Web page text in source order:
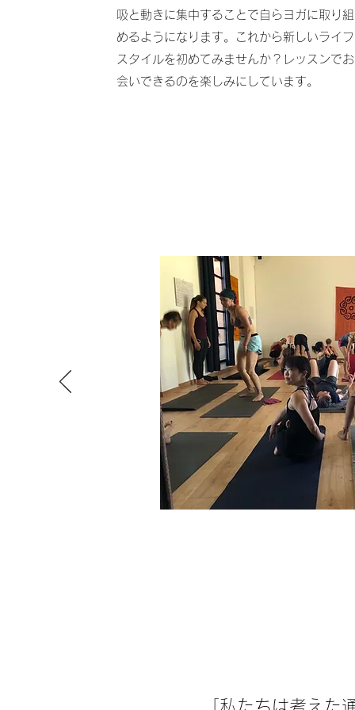
吸と動きに集中することで自らヨガに取り組
めるようになります。これから新しいライフ
スタイルを初めてみませんか？レッスンでお
会いできるのを楽しみにしています。
「私たちは考えた